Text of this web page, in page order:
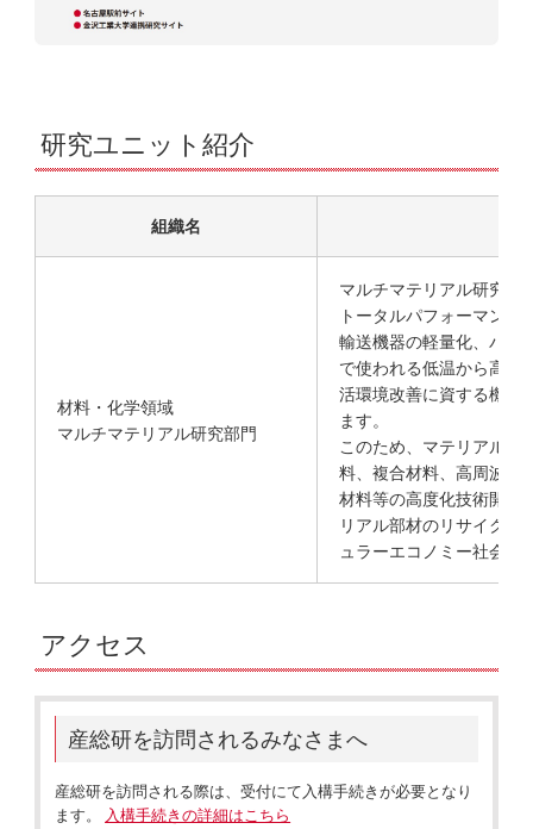
研究ユニット紹介
組織名
材料・化学領域
マルチマテリアル研究部門
マルチマテリアル研究部
トータルパフォーマン
輸送機器の軽量化、パワ
で使われる低温から高温
活環境改善に資する機能
ます。
このため、マテリアル
料、複合材料、高周波用
材料等の高度化技術開発
リアル部材のリサイクル
ュラーエコノミー社会の
アクセス
産総研を訪問されるみなさまへ
産総研を訪問される際は、受付にて入構手続きが必要となり
ます。
入構手続きの詳細はこちら